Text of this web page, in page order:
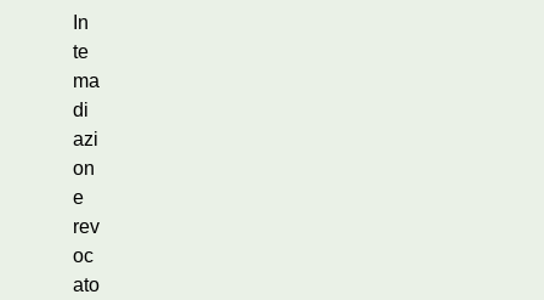
In
te
ma
di
azi
on
e
rev
oc
ato